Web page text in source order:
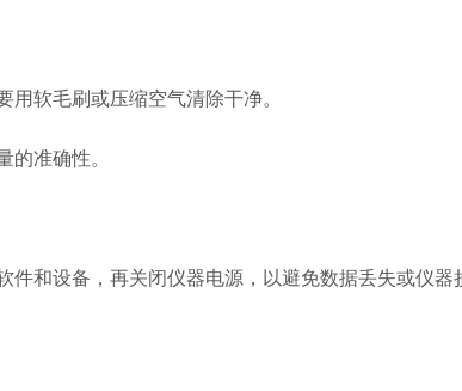
软毛刷或压缩空气清除干净。
准确性。
和设备，再关闭仪器电源，以避免数据丢失或仪器